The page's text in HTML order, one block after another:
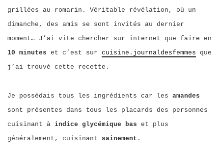
grillées au romarin. Véritable révélation, où un
dimanche, des amis se sont invités au dernier
moment… J’ai vite chercher sur internet que faire en
10 minutes et c’est sur cuisine.journaldesfemmes que
j’ai trouvé cette recette.
Je possédais tous les ingrédients car les amandes
sont présentes dans tous les placards des personnes
cuisinant à indice glycémique bas et plus
généralement, cuisinant sainement .